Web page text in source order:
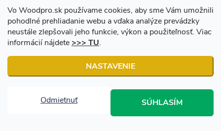
Vo Woodpro.sk používame cookies, aby sme Vám umožnili
pohodlné prehliadanie webu a vďaka analýze prevádzky
neustále zlepšovali jeho funkcie, výkon a použiteľnosť. Viac
informácií nájdete>>> TU.
NASTAVENIE
Odmietnuť SÚHLASÍM
Facebook
Copyright 2026Woodpro.sk. Všetky práva vyhradené.Upraviť
nastavenie cookies